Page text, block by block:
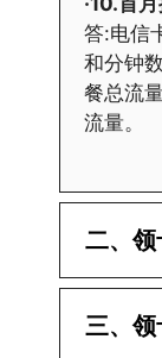
答:电信
和分钟
餐总流
流量。
二、
·1.已经
用呢?
三、